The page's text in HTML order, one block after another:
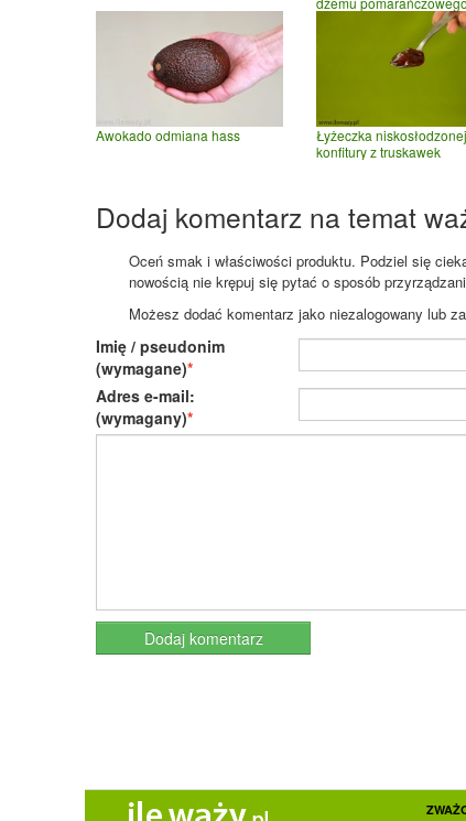
Awokado odmiana hass
Łyżeczka niskosłodzonej
konfitury z truskawek
Dodaj komentarz na temat
Oceń smak i właściwości produktu. Podziel się
nowością nie krępuj się pytać o sposób
Możesz dodać komentarz jako niezalogowany lub
Imię / pseudonim
(wymagane)
Adres e-mail:
(wymagany)